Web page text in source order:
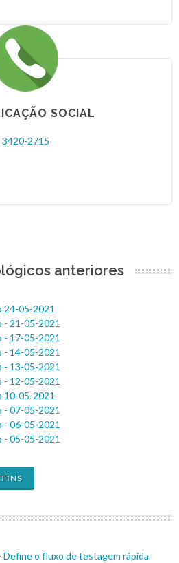
SOCIAL
3420-2715
anteriores
24-05-2021
- 21-05-2021
- 17-05-2021
- 14-05-2021
- 13-05-2021
- 12-05-2021
10-05-2021
- 07-05-2021
- 06-05-2021
- 05-05-2021
o fluxo de testagem rápida